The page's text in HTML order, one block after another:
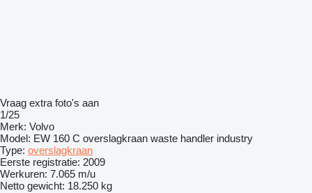
Vraag extra foto's aan
1/25
Merk: Volvo
Model: EW 160 C overslagkraan waste handler industry
Type: overslagkraan
Eerste registratie: 2009
Werkuren: 7.065 m/u
Netto gewicht: 18.250 kg